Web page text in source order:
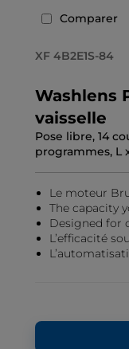
Comparer
XF 4B2E1S-84
Washlens
vaisselle
Pose libre, 14
programmes, L
Le moteur
The capacity
Designed for
L’efficacité